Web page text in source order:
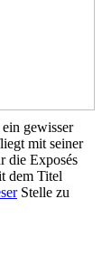
gewisser
mit seiner
die Exposés
dem Titel
Stelle zu